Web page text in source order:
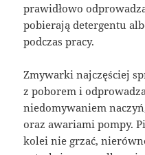
prawidłowo
pobierają detergentu
podczas pracy.
Zmywarki najczęściej
z poborem i
niedomywaniem
oraz awariami pompy.
kolei nie grzać,